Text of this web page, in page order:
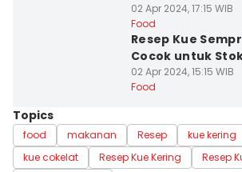
02 Apr 2024, 17:15 WIB
Food
Resep Kue
Cocok untuk
02 Apr 2024, 15:15 WIB
Food
Topics
food makanan Resep kue kering
kue cokelat
Resep Kue Kering Resep